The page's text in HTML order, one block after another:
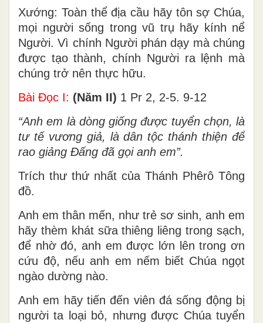
Xướng: Toàn thể địa cầu hãy tôn sợ Chúa,
mọi người sống trong vũ trụ hãy kính nể
Người. Vì chính Người phán dạy mà chúng
được tạo thành, chính Người ra lệnh mà
chúng trở nên thực hữu.
Bài Ðọc I: (Năm II) 1 Pr 2, 2-5. 9-12
“Anh em là dòng giống được tuyển chọn, là
tư tế vương giả, là dân tộc thánh thiện để
rao giảng Ðấng đã gọi anh em”.
Trích thư thứ nhất của Thánh Phêrô Tông
đồ.
Anh em thân mến, như trẻ sơ sinh, anh em
hãy thèm khát sữa thiêng liêng trong sạch,
để nhờ đó, anh em được lớn lên trong ơn
cứu độ, nếu anh em nếm biết Chúa ngọt
ngào dường nào.
Anh em hãy tiến đến viên đá sống động bị
người ta loại bỏ, nhưng được Chúa tuyển